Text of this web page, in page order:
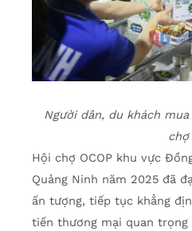
Người dân, du khách
chợ
Hội chợ OCOP khu vực
Quảng Ninh năm 2025 đã
ấn tượng, tiếp tục khẳng
tiến thương mại quan